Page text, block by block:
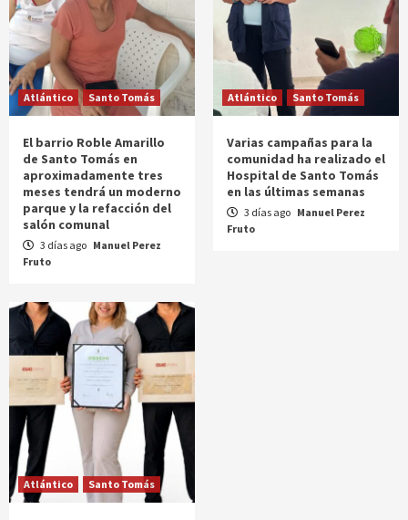
Atlántico Santo Tomás
El barrio Roble Amarillo
de Santo Tomás en
aproximadamente tres
meses tendrá un moderno
parque y la refacción del
salón comunal
3 días ago Manuel Perez
Fruto
Atlántico Santo Tomás
Varias campañas para la
comunidad ha realizado el
Hospital de Santo Tomás
en las últimas semanas
3 días ago Manuel Perez
Fruto
Atlántico Santo Tomás